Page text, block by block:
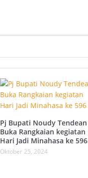
Pj Bupati Noudy Tendean
Buka Rangkaian kegiatan
Hari Jadi Minahasa ke 596
Oktober 25, 2024